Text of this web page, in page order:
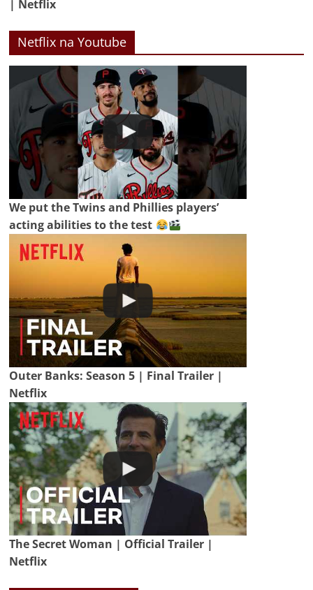
| Netflix
Netflix na Youtube
We put the Twins and Phillies players’
acting abilities to the test
Outer Banks: Season 5 | Final Trailer |
Netflix
The Secret Woman | Official Trailer |
Netflix